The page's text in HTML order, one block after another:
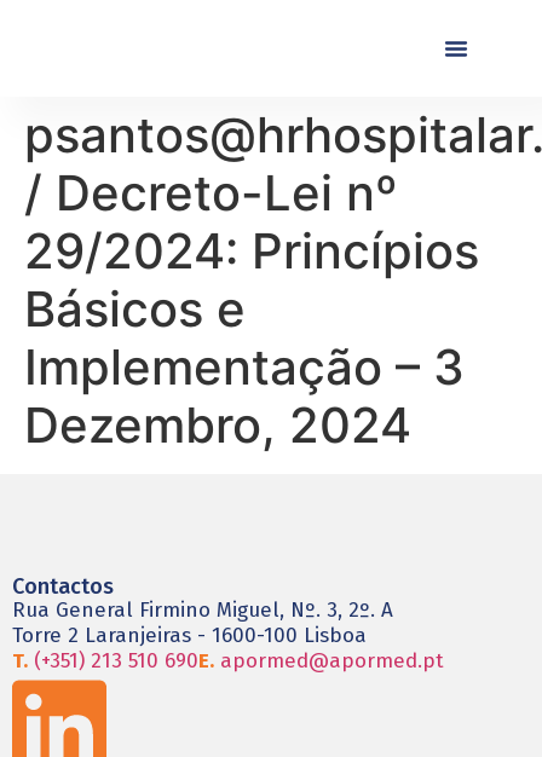
/ Decreto-Lei nº
29/2024: Princípios
Básicos e
Implementação – 3
Dezembro, 2024
Contactos
Rua General Firmino Miguel, Nº. 3, 2º. A
Torre 2 Laranjeiras - 1600-100 Lisboa
T. (+351) 213 510 690E. apormed@apormed.pt